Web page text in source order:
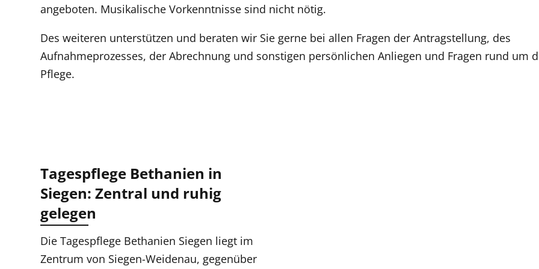
angeboten. Musikalische Vorkenntnisse sind nicht nötig.
Des weiteren unterstützen und beraten wir Sie gerne bei allen Fragen der Antragstellung, des
Aufnahmeprozesses, der Abrechnung und sonstigen persönlichen Anliegen und Fragen rund um
Pflege.
Tagespflege Bethanien in
Siegen: Zentral und ruhig
gelegen
Die Tagespflege Bethanien Siegen liegt im
Zentrum von Siegen-Weidenau, gegenüber